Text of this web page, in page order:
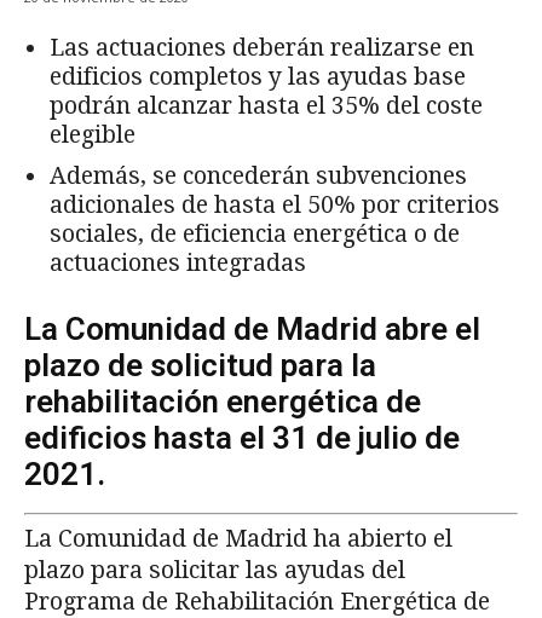
Las actuaciones deberán realizarse en
edificios completos y las ayudas base
podrán alcanzar hasta el 35% del coste
elegible
Además, se concederán subvenciones
adicionales de hasta el 50% por criterios
sociales, de eficiencia energética o de
actuaciones integradas
La Comunidad de Madrid abre el
plazo de solicitud para la
rehabilitación energética de
edificios hasta el 31 de julio de
2021.
La Comunidad de Madrid ha abierto el
plazo para solicitar las ayudas del
Programa de Rehabilitación Energética de